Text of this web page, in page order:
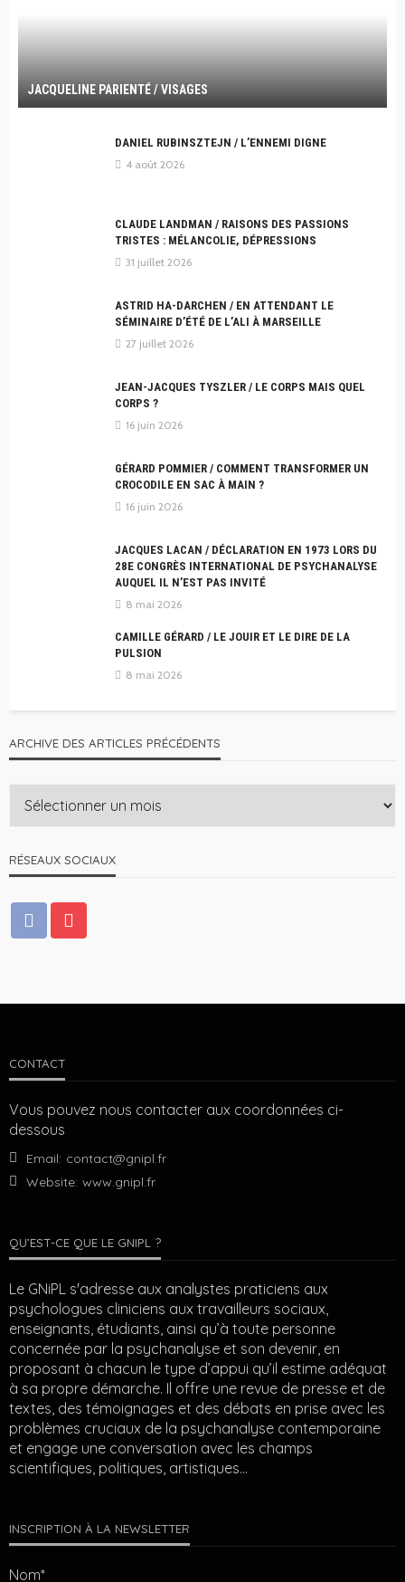
JACQUELINE PARIENTÉ / VISAGES
DANIEL RUBINSZTEJN / L’ENNEMI DIGNE
4 août 2026
CLAUDE LANDMAN / RAISONS DES PASSIONS
TRISTES : MÉLANCOLIE, DÉPRESSIONS
31 juillet 2026
ASTRID HA-DARCHEN / EN ATTENDANT LE
SÉMINAIRE D’ÉTÉ DE L’ALI À MARSEILLE
27 juillet 2026
JEAN-JACQUES TYSZLER / LE CORPS MAIS QUEL
CORPS ?
16 juin 2026
GÉRARD POMMIER / COMMENT TRANSFORMER UN
CROCODILE EN SAC À MAIN ?
16 juin 2026
JACQUES LACAN / DÉCLARATION EN 1973 LORS DU
28E CONGRÈS INTERNATIONAL DE PSYCHANALYSE
AUQUEL IL N’EST PAS INVITÉ
8 mai 2026
CAMILLE GÉRARD / LE JOUIR ET LE DIRE DE LA
PULSION
8 mai 2026
ARCHIVE DES ARTICLES PRÉCÉDENTS
RÉSEAUX SOCIAUX
CONTACT
Vous pouvez nous contacter aux coordonnées ci-
dessous
Email: contact@gnipl.fr
Website: www.gnipl.fr
QU’EST-CE QUE LE GNIPL ?
Le GNiPL s'adresse aux analystes praticiens aux
psychologues cliniciens aux travailleurs sociaux,
enseignants, étudiants, ainsi qu’à toute personne
concernée par la psychanalyse et son devenir, en
proposant à chacun le type d’appui qu’il estime adéquat
à sa propre démarche. Il offre une revue de presse et de
textes, des témoignages et des débats en prise avec les
problèmes cruciaux de la psychanalyse contemporaine
et engage une conversation avec les champs
scientifiques, politiques, artistiques…
INSCRIPTION À LA NEWSLETTER
Nom*